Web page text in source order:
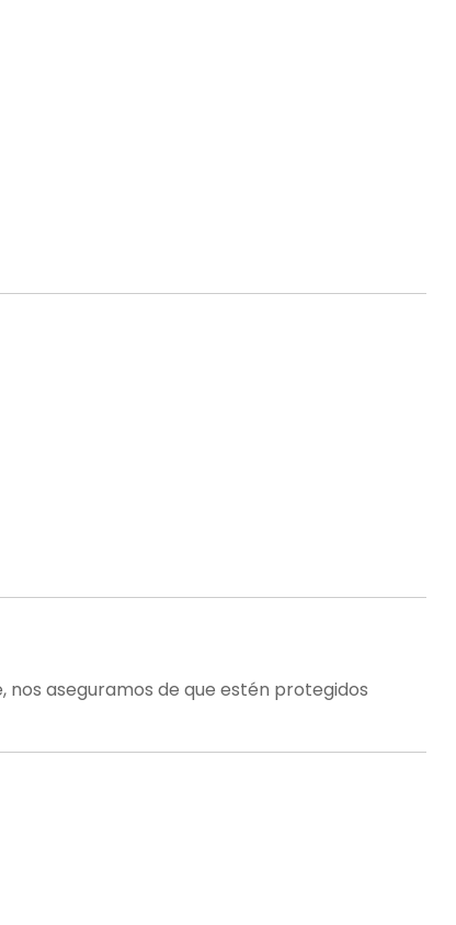
nos aseguramos de que estén protegidos